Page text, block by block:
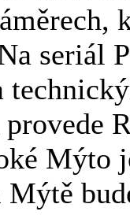
seriál
Mýto